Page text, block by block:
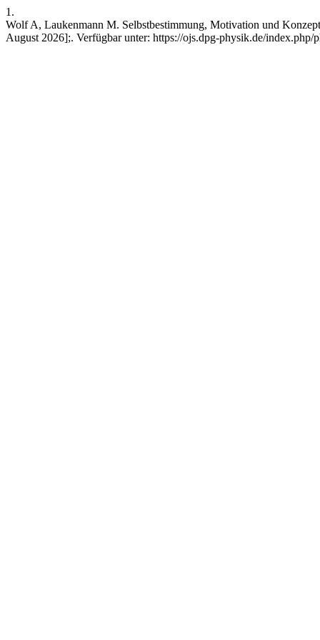
1.
Wolf A, Laukenmann M. Selbstbestimmung, Motivation und
August 2026];. Verfügbar unter: https://ojs.dpg-physik.de/